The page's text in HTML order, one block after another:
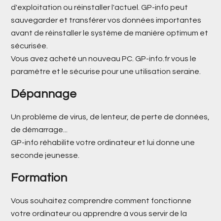
d'exploitation ou réinstaller l'actuel. GP-info peut
sauvegarder et transférer vos données importantes
avant de réinstaller le système de manière optimum et
sécurisée.
Vous avez acheté un nouveau PC. GP-info.fr vous le
paramètre et le sécurise pour une utilisation seraine.
Dépannage
Un problème de virus, de lenteur, de perte de données,
de démarrage...
GP-info réhabilite votre ordinateur et lui donne une
seconde jeunesse.
Formation
Vous souhaitez comprendre comment fonctionne
votre ordinateur ou apprendre à vous servir de la